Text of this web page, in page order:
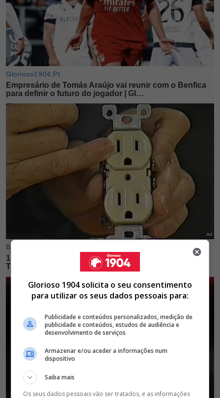
Glorioso 1904 solicita o seu consentimento
para utilizar os seus dados pessoais para:
Publicidade e conteúdos personalizados, medição de
publicidade e conteúdos, estudos de audiência e
desenvolvimento de serviços
Armazenar e/ou aceder a informações num
dispositivo
Saiba mais
Os seus dados pessoais vão ser tratados, e as informações